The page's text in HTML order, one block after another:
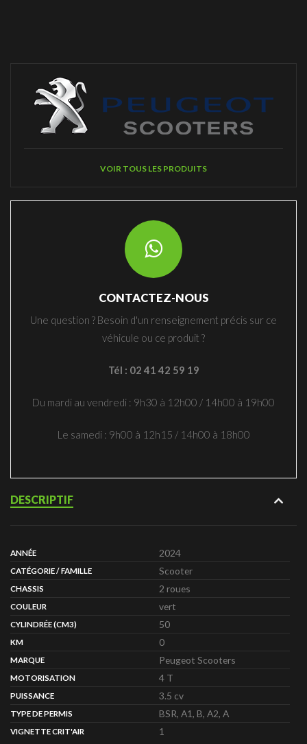
VOIR TOUS LES PRODUITS
CONTACTEZ-NOUS
Une question ? Besoin d'un renseignement précis sur ce
véhicule ou ce produit ?
Tél : 02 41 42 59 19
Du mardi au vendredi : 9h30 à 12h00 / 14h00 à 19h00
Le samedi : 9h00 à 12h15 / 14h00 à 18h00
DESCRIPTIF
ANNÉE 2024
CATÉGORIE / FAMILLE Scooter
CHASSIS 2 roues
COULEUR vert
CYLINDRÉE (CM3) 50
KM 0
MARQUE Peugeot Scooters
MOTORISATION 4 T
PUISSANCE 3.5 cv
TYPE DE PERMIS BSR, A1, B, A2, A
VIGNETTE CRIT'AIR 1